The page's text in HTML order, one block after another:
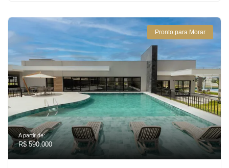
Pronto para Morar
A partir de:
R$ 590.000